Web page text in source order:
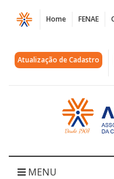
Página
Arquivos
APCEF/SP
Home FENAE
Atualização de Cadastro
Acessar
página
inicial
MENU